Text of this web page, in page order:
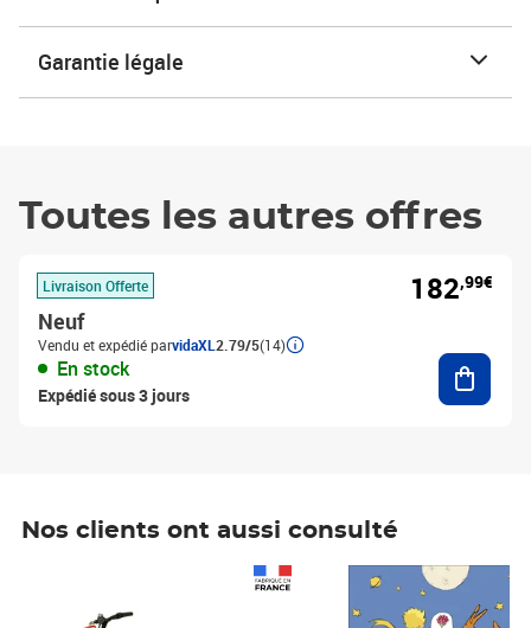
Garantie légale
Toutes les autres offres
Livraison Offerte
Neuf
Vendu et expédié parvidaXL 2.79/5(14)
En stock
Expédié sous 3 jours
182,99€
Nos clients ont aussi consulté
Prix 7,50€